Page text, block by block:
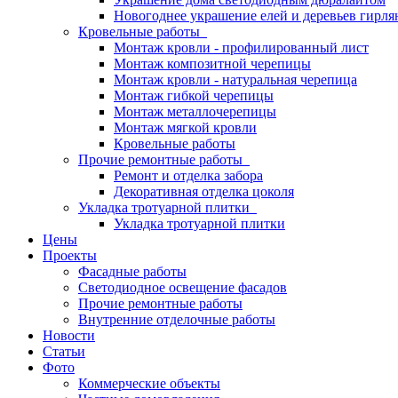
Новогоднее украшение елей и деревьев
Кровельные работы
Монтаж кровли - профилированный лист
Монтаж композитной черепицы
Монтаж кровли - натуральная черепица
Монтаж гибкой черепицы
Монтаж металлочерепицы
Монтаж мягкой кровли
Кровельные работы
Прочие ремонтные работы
Ремонт и отделка забора
Декоративная отделка цоколя
Укладка тротуарной плитки
Укладка тротуарной плитки
Цены
Проекты
Фасадные работы
Светодиодное освещение фасадов
Прочие ремонтные работы
Внутренние отделочные работы
Новости
Статьи
Фото
Коммерческие объекты